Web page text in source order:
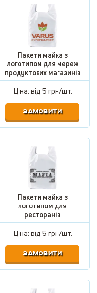
Пакети майка з
логотипом для мереж
продуктових магазинів
Ціна: від5 грн/шт.
ЗАМОВИТИ
Пакети майка з
логотипом для
ресторанів
Ціна: від5 грн/шт.
ЗАМОВИТИ